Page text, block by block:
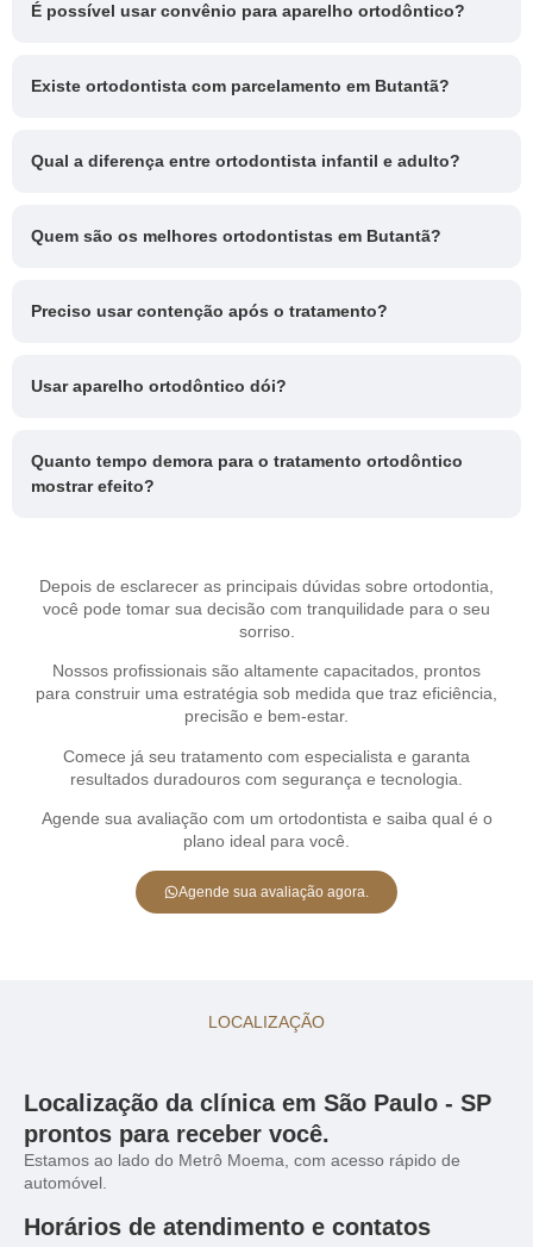
É possível usar convênio para aparelho ortodôntico?
Existe ortodontista com parcelamento em Butantã?
Qual a diferença entre ortodontista infantil e adulto?
Quem são os melhores ortodontistas em Butantã?
Preciso usar contenção após o tratamento?
Usar aparelho ortodôntico dói?
Quanto tempo demora para o tratamento ortodôntico
mostrar efeito?
Depois de esclarecer as principais dúvidas sobre ortodontia,
você pode tomar sua decisão com tranquilidade para o seu
sorriso.
Nossos profissionais são altamente capacitados, prontos
para construir uma estratégia sob medida que traz eficiência,
precisão e bem-estar.
Comece já seu tratamento com especialista e garanta
resultados duradouros com segurança e tecnologia.
Agende sua avaliação com um ortodontista e saiba qual é o
plano ideal para você.
Agende sua avaliação agora.
LOCALIZAÇÃO
Localização da clínica em São Paulo - SP
prontos para receber você.
Estamos ao lado do Metrô Moema, com acesso rápido de
automóvel.
Horários de atendimento e contatos